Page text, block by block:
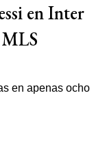
en Inter